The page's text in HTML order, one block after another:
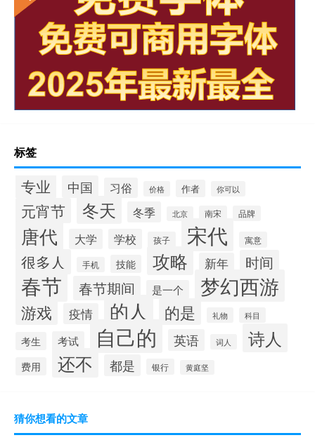
标签
专业 中国 习俗 价格 作者 你可以
元宵节 冬天 冬季 北京 南宋 品牌
唐代 大学 学校 孩子 宋代 寓意
很多人 手机 技能 攻略 新年 时间
春节 春节期间 是一个 梦幻西游
游戏 疫情 的人 的是 礼物 科目
考生 考试 自己的 英语 词人 诗人
费用 还不 都是 银行 黄庭坚
猜你想看的文章